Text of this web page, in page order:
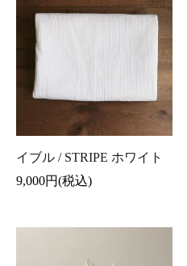
イブル / STRIPE ホワイト
9,000円(税込)